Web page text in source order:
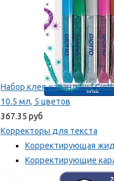
Набор клея-карандаша
10.5 мл, 5 цветов
367.35 руб
Корректоры для текста
Корректирующая
Корректирующие
Корректирующие